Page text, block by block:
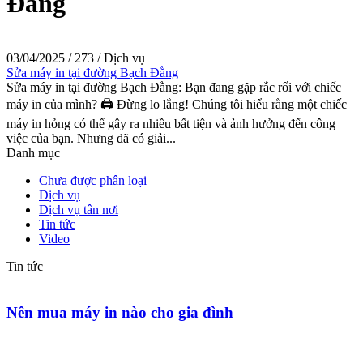
03/04/2025 / 273 /Dịch vụ
Sửa máy in tại đường Bạch Đằng
Sửa máy in tại đường Bạch Đằng: Bạn đang gặp rắc rối với chiếc
máy in của mình? 🖨️ Đừng lo lắng! Chúng tôi hiểu rằng một chiếc
máy in hỏng có thể gây ra nhiều bất tiện và ảnh hưởng đến công
việc của bạn. Nhưng đã có giải...
Danh mục
Chưa được phân loại
Dịch vụ
Dịch vụ tân nơi
Tin tức
Video
Tin tức
Nên mua máy in nào cho gia đình